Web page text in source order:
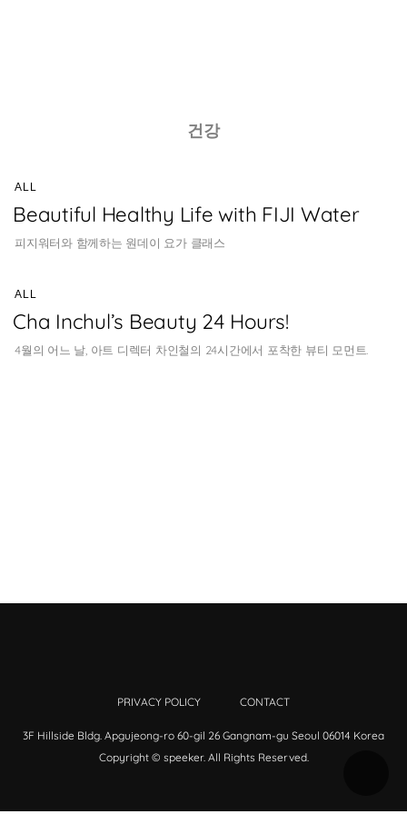
건강
ALL
Beautiful Healthy Life with FIJI Water
피지워터와 함께하는 원데이 요가 클래스
ALL
Cha Inchul’s Beauty 24 Hours!
4월의 어느 날, 아트 디렉터 차인철의 24시간에서 포착한 뷰티 모먼트.
PRIVACY POLICY CONTACT
3F Hillside Bldg. Apgujeong-ro 60-gil 26 Gangnam-gu Seoul 06014 Korea
Copyright © speeker. All Rights Reserved.